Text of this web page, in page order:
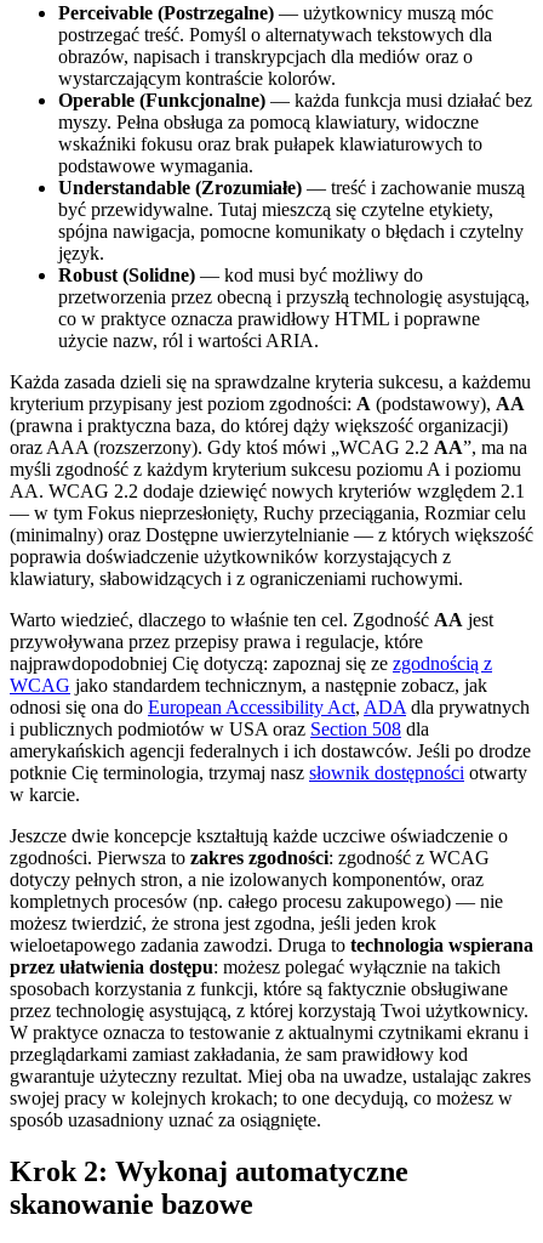
Perceivable (Postrzegalne) — użytkownicy muszą móc
postrzegać treść. Pomyśl o alternatywach tekstowych dla
obrazów, napisach i transkrypcjach dla mediów oraz o
wystarczającym kontraście kolorów.
Operable (Funkcjonalne) — każda funkcja musi działać bez
myszy. Pełna obsługa za pomocą klawiatury, widoczne
wskaźniki fokusu oraz brak pułapek klawiaturowych to
podstawowe wymagania.
Understandable (Zrozumiałe) — treść i zachowanie muszą
być przewidywalne. Tutaj mieszczą się czytelne etykiety,
spójna nawigacja, pomocne komunikaty o błędach i czytelny
język.
Robust (Solidne) — kod musi być możliwy do
przetworzenia przez obecną i przyszłą technologię asystującą,
co w praktyce oznacza prawidłowy HTML i poprawne
użycie nazw, ról i wartości ARIA.
Każda zasada dzieli się na sprawdzalne kryteria sukcesu, a każdemu
kryterium przypisany jest poziom zgodności: A (podstawowy), AA
(prawna i praktyczna baza, do której dąży większość organizacji)
oraz AAA (rozszerzony). Gdy ktoś mówi „WCAG 2.2 AA”, ma na
myśli zgodność z każdym kryterium sukcesu poziomu A i poziomu
AA. WCAG 2.2 dodaje dziewięć nowych kryteriów względem 2.1
— w tym Fokus nieprzesłonięty, Ruchy przeciągania, Rozmiar celu
(minimalny) oraz Dostępne uwierzytelnianie — z których większość
poprawia doświadczenie użytkowników korzystających z
klawiatury, słabowidzących i z ograniczeniami ruchowymi.
Warto wiedzieć, dlaczego to właśnie ten cel. Zgodność AA jest
przywoływana przez przepisy prawa i regulacje, które
najprawdopodobniej Cię dotyczą: zapoznaj się ze zgodnością z
WCAG jako standardem technicznym, a następnie zobacz, jak
odnosi się ona do European Accessibility Act, ADA dla prywatnych
i publicznych podmiotów w USA oraz Section 508 dla
amerykańskich agencji federalnych i ich dostawców. Jeśli po drodze
potknie Cię terminologia, trzymaj nasz słownik dostępności otwarty
w karcie.
Jeszcze dwie koncepcje kształtują każde uczciwe oświadczenie o
zgodności. Pierwsza to zakres zgodności: zgodność z WCAG
dotyczy pełnych stron, a nie izolowanych komponentów, oraz
kompletnych procesów (np. całego procesu zakupowego) — nie
możesz twierdzić, że strona jest zgodna, jeśli jeden krok
wieloetapowego zadania zawodzi. Druga to technologia wspierana
przez ułatwienia dostępu: możesz polegać wyłącznie na takich
sposobach korzystania z funkcji, które są faktycznie obsługiwane
przez technologię asystującą, z której korzystają Twoi użytkownicy.
W praktyce oznacza to testowanie z aktualnymi czytnikami ekranu i
przeglądarkami zamiast zakładania, że sam prawidłowy kod
gwarantuje użyteczny rezultat. Miej oba na uwadze, ustalając zakres
swojej pracy w kolejnych krokach; to one decydują, co możesz w
sposób uzasadniony uznać za osiągnięte.
Krok 2: Wykonaj automatyczne
skanowanie bazowe